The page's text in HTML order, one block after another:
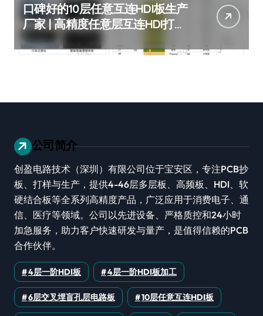
口碑好的10层任意互连HDI板生产
厂家 | 高精度任意层互连HDI打样
批量 | 10层HDI板厂家推荐
公司简介
创盈电路技术（深圳）有限公司位于宝安区，专注PCB抄
板、打样与生产，提供4-46层多层板、高频板、HDI、软
硬结合板等全系列高精度产品，广泛应用于消费电子、通
信、医疗等领域。公司以先进设备、严格质控和24小时
加急服务，助力客户快速研发与量产，是值得信赖的PCB
合作伙伴。
4层一阶HDI板 4层一阶HDI板加工
6层交叉埋盲孔层电路板 10层任意互连HDI板